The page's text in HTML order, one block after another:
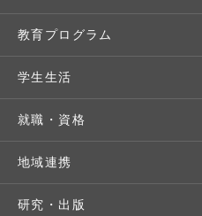
学長メッセージ
教育理念・方針・取り組み
キャンパス・施設設備
交通アクセス
基本情報・情報公開
入学者選抜
オープンキャンパス
Webオープンキャンパス
個別相談（来学・オンライン）
特待生（入学者向け）
教育プログラム
学部・学科
地域実践
留学プログラム
語学プログラム
学生生活
キャンパスライフ
年間スケジュール
クラブ・サークル
就職・資格
就職・進路サポート
資格取得
地域連携
地域との連携
研究・出版